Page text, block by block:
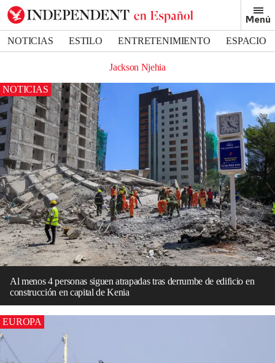
Menú
NOTICIAS ESTILO ENTRETENIMIENTO
ESPACIO
Jackson Njehia
NOTICIAS
Al menos 4 personas siguen atrapadas tras derrumbe de edificio en
construcción en capital de Kenia
EUROPA